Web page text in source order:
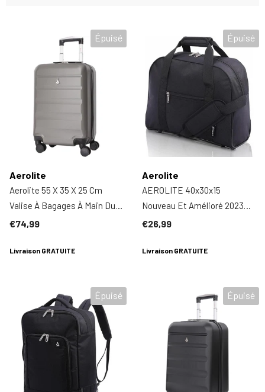
Épuisé
Aerolite
Aerolite 55 X 35 X 25 Cm
Valise À Bagages À Main Dur
À 4 Roues, Taille Maximale
Europa Air France KLM Et
€74,99
Livraison GRATUITE
Épuisé
Aerolite
AEROLITE 40x30x15
Nouveau Et Amélioré 2023
British Airways, EasyJet,
Bagage Cabine Sous Siège
€26,99
Livraison GRATUITE
Épuisé Épuisé